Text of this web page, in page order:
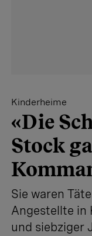
Kinderheime
«Die
Stock
Sie waren
Angestellte in
und siebziger